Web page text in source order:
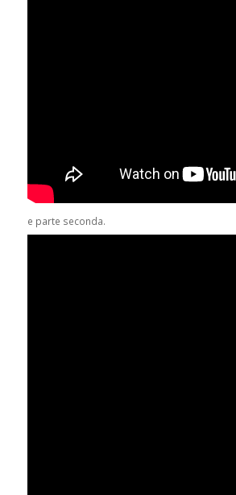
e parte seconda.